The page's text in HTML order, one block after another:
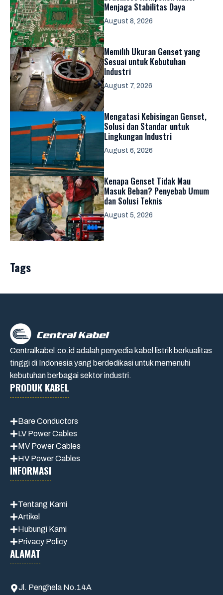
Menjaga Stabilitas Daya
August 8, 2026
Memilih Ukuran Genset yang
Sesuai untuk Kebutuhan
Industri
August 7, 2026
Mengatasi Kebisingan Genset,
Solusi dan Standar untuk
Lingkungan Industri
August 6, 2026
Kenapa Genset Tidak Mau
Masuk Beban? Penyebab Umum
dan Solusi Teknis
August 5, 2026
Tags
Centralkabel.co.id adalah penyedia kabel listrik berkualitas
tinggi di Indonesia yang berdedikasi untuk memenuhi
kebutuhan berbagai sektor industri.
PRODUK KABEL
Bare Conductors
LV Power Cables
MV Power Cables
HV Power Cables
INFORMASI
Tentang Kami
Artikel
Hubungi Kami
Privacy Policy
ALAMAT
Jl. Penghela No.14A